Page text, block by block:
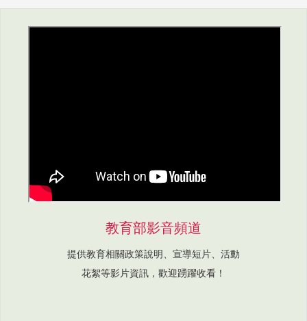
教育部影音頻道
提供教育相關政策說明、宣導短片、活動
花絮等影片資訊，歡迎踴躍收看！